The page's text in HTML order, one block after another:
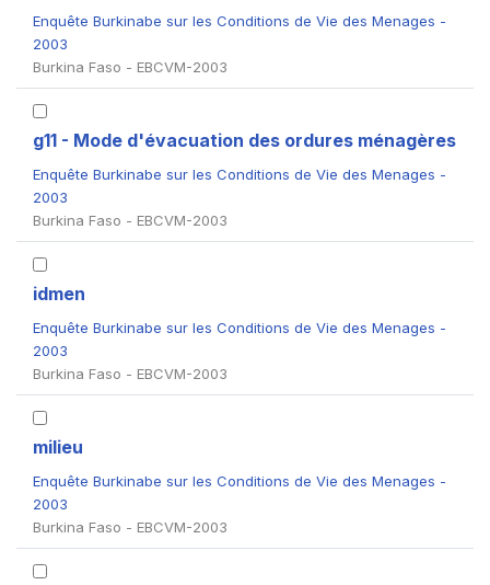
Enquête Burkinabe sur les Conditions de Vie des Menages -
2003
Burkina Faso - EBCVM-2003
g11 - Mode d'évacuation des ordures ménagères
Enquête Burkinabe sur les Conditions de Vie des Menages -
2003
Burkina Faso - EBCVM-2003
idmen
Enquête Burkinabe sur les Conditions de Vie des Menages -
2003
Burkina Faso - EBCVM-2003
milieu
Enquête Burkinabe sur les Conditions de Vie des Menages -
2003
Burkina Faso - EBCVM-2003